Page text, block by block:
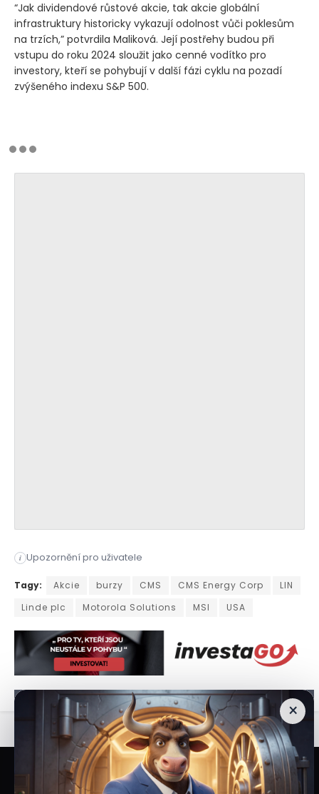
“Jak dividendové růstové akcie, tak akcie globální
infrastruktury historicky vykazují odolnost vůči poklesům
na trzích,” potvrdila Maliková. Její postřehy budou při
vstupu do roku 2024 sloužit jako cenné vodítko pro
investory, kteří se pohybují v další fázi cyklu na pozadí
zvýšeného indexu S&P 500.
i Upozornění pro uživatele
Index S&P 500, americký akciový index složený z 500
Tagy: Akcie burzy CMS CMS Energy Corp
LIN
Linde plc
Motorola Solutions MSI USA
×
Veškeré informace a materiály zveřejněné na internetových stránkách